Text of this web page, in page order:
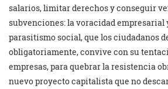
salarios, limitar derechos y conseguir
subvenciones: la voracidad empresarial
parasitismo social, que los ciudadanos
obligatoriamente, convive con su
empresas, para quebrar la resistencia
nuevo proyecto capitalista que no